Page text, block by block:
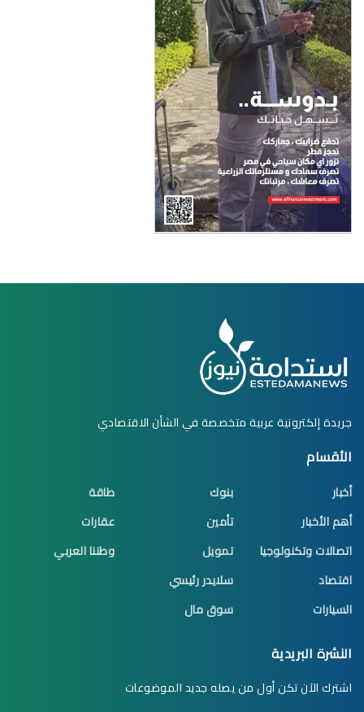
جريدة إلكترونية عربية متخصصة في الشأن الاقتصادي
الأقسام
أخبار
أهم الأخبار
اتصالات وتكنولوجيا
اقتصاد
السيارات
بنوك
تأمين
تمويل
سلايدر رئيسي
سوق مال
طاقة
عقارات
وطننا العربي
النشرة البريدية
اشترك الآن تكن أول من يصله جديد الموضوعات